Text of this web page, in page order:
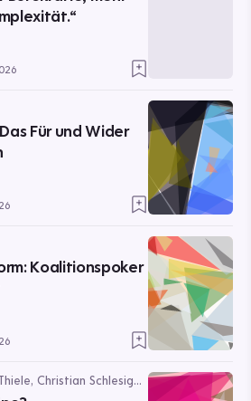
Für und Wider
Koalitionspoker
Christian Schlesiger,